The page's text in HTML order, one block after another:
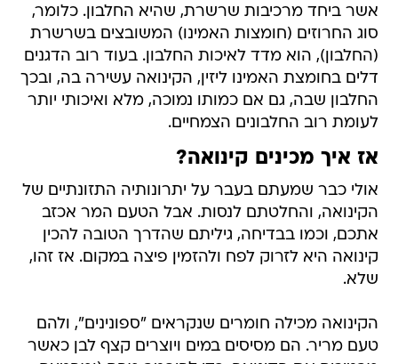
אשר ביחד מרכיבות שרשרת, שהיא החלבון. כלומר,
סוג החרוזים (חומצות האמינו) המשובצים בשרשרת
(החלבון), הוא מדד לאיכות החלבון. בעוד רוב הדגנים
דלים בחומצת האמינו ליזין, הקינואה עשירה בה, ובכך
החלבון שבה, גם אם כמותו נמוכה, מלא ואיכותי יותר
לעומת רוב החלבונים הצמחיים.
אז איך מכינים קינואה?
אולי כבר שמעתם בעבר על יתרונותיה התזונתיים של
הקינואה, והחלטתם לנסות. אבל הטעם המר אכזב
אתכם, וכמו בבדיחה, גיליתם שהדרך הטובה להכין
קינואה היא לזרוק לפח ולהזמין פיצה במקום. אז זהו,
שלא.
הקינואה מכילה חומרים שנקראים "ספונינים", ולהם
טעם מריר. הם מסיסים במים ויוצרים קצף לבן כאשר